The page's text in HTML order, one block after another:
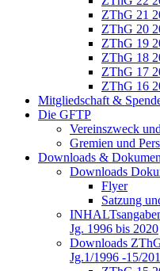
ZThG 21
ZThG 20
ZThG 19
ZThG 18
ZThG 17
ZThG 16
Mitgliedschaft &
Die GFTP
Vereinszweck
Gremien und
Downloads &
Downloads
Flyer
Satzung
Jg. 1996 bis 2020
Downloads
Jg.1/1996 -15/